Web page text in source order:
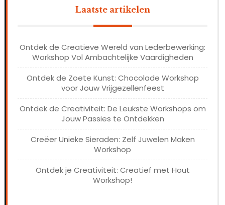
Laatste artikelen
Ontdek de Creatieve Wereld van Lederbewerking:
Workshop Vol Ambachtelijke Vaardigheden
Ontdek de Zoete Kunst: Chocolade Workshop
voor Jouw Vrijgezellenfeest
Ontdek de Creativiteit: De Leukste Workshops om
Jouw Passies te Ontdekken
Creëer Unieke Sieraden: Zelf Juwelen Maken
Workshop
Ontdek je Creativiteit: Creatief met Hout
Workshop!